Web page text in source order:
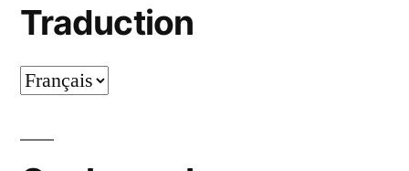
Traduction
Traduction